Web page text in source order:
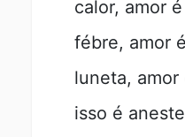
calor, amor
fébre, amor
luneta,
isso é